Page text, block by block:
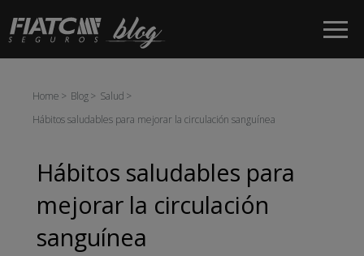
Saltar al contenido principal
Home Blog
Salud
Hábitos saludables para mejorar la circulación sanguínea
Hábitos saludables para
mejorar la circulación
sanguínea